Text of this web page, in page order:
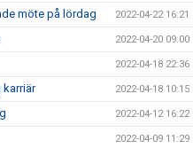
möte på lördag 2022-04-22 16:21
2022-04-20 09:00
2022-04-18 22:36
karriär 2022-04-18 10:15
2022-04-12 16:22
2022-04-09 11:29